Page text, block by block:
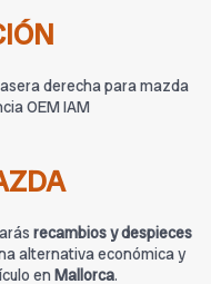
derecha para mazda
OEM IAM
recambios y despieces
alternativa económica y
en Mallorca.